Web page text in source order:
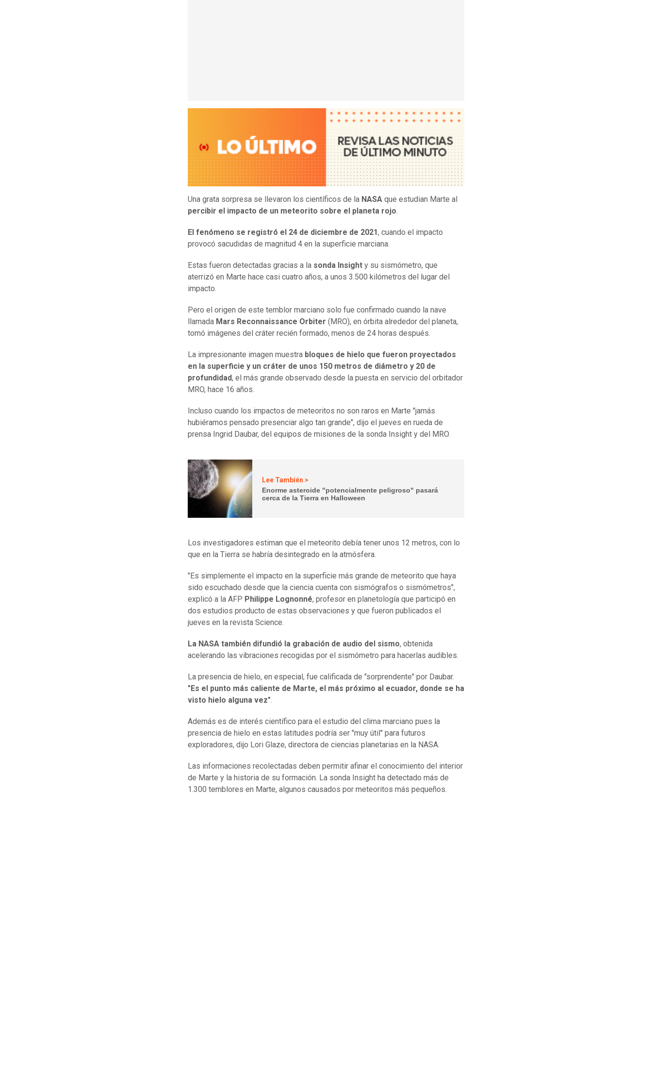
Una grata sorpresa se llevaron los científicos de la NASA que estudian Marte al
percibir el impacto de un meteorito sobre el planeta rojo.
El fenómeno se registró el 24 de diciembre de 2021, cuando el impacto
provocó sacudidas de magnitud 4 en la superficie marciana.
Estas fueron detectadas gracias a la sonda Insight y su sismómetro, que
aterrizó en Marte hace casi cuatro años, a unos 3.500 kilómetros del lugar del
impacto.
Pero el origen de este temblor marciano solo fue confirmado cuando la nave
llamada Mars Reconnaissance Orbiter (MRO), en órbita alrededor del planeta,
tomó imágenes del cráter recién formado, menos de 24 horas después.
La impresionante imagen muestra bloques de hielo que fueron proyectados
en la superficie y un cráter de unos 150 metros de diámetro y 20 de
profundidad, el más grande observado desde la puesta en servicio del orbitador
MRO, hace 16 años.
Incluso cuando los impactos de meteoritos no son raros en Marte "jamás
hubiéramos pensado presenciar algo tan grande", dijo el jueves en rueda de
prensa Ingrid Daubar, del equipos de misiones de la sonda Insight y del MRO.
Lee También >
Enorme asteroide "potencialmente peligroso" pasará
cerca de la Tierra en Halloween
Los investigadores estiman que el meteorito debía tener unos 12 metros, con lo
que en la Tierra se habría desintegrado en la atmósfera.
"Es simplemente el impacto en la superficie más grande de meteorito que haya
sido escuchado desde que la ciencia cuenta con sismógrafos o sismómetros",
explicó a la AFP Philippe Lognonné, profesor en planetología que participó en
dos estudios producto de estas observaciones y que fueron publicados el
jueves en la revista Science.
La NASA también difundió la grabación de audio del sismo, obtenida
acelerando las vibraciones recogidas por el sismómetro para hacerlas audibles.
La presencia de hielo, en especial, fue calificada de "sorprendente" por Daubar.
"Es el punto más caliente de Marte, el más próximo al ecuador, donde se ha
visto hielo alguna vez".
Además es de interés científico para el estudio del clima marciano pues la
presencia de hielo en estas latitudes podría ser "muy útil" para futuros
exploradores, dijo Lori Glaze, directora de ciencias planetarias en la NASA.
Las informaciones recolectadas deben permitir afinar el conocimiento del interior
de Marte y la historia de su formación. La sonda Insight ha detectado más de
1.300 temblores en Marte, algunos causados por meteoritos más pequeños.